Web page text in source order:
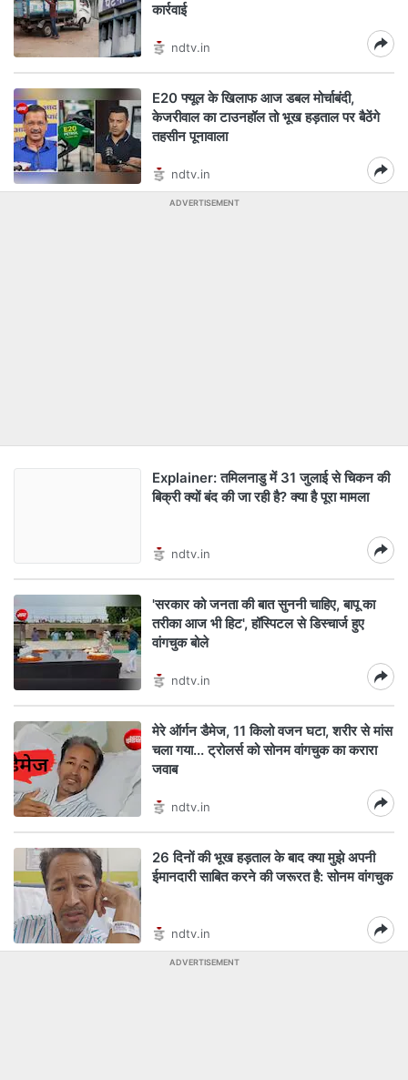
कार्रवाई
ndtv.in
E20 फ्यूल के खिलाफ आज डबल मोर्चाबंदी,
केजरीवाल का टाउनहॉल तो भूख हड़ताल पर बैठेंगे
तहसीन पूनावाला
ndtv.in
ADVERTISEMENT
Explainer: तमिलनाडु में 31 जुलाई से चिकन की
बिक्री क्यों बंद की जा रही है? क्या है पूरा मामला
ndtv.in
'सरकार को जनता की बात सुननी चाहिए, बापू का
तरीका आज भी हिट', हॉस्पिटल से डिस्चार्ज हुए
वांगचुक बोले
ndtv.in
मेरे ऑर्गन डैमेज, 11 किलो वजन घटा, शरीर से मांस
चला गया... ट्रोलर्स को सोनम वांगचुक का करारा
जवाब
ndtv.in
26 दिनों की भूख हड़ताल के बाद क्या मुझे अपनी
ईमानदारी साबित करने की जरूरत है: सोनम वांगचुक
ndtv.in
ADVERTISEMENT